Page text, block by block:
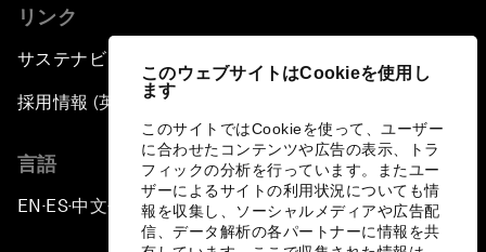
このウェブサイトはCookieを使用し
ます
このサイトではCookieを使って、ユーザー
に合わせたコンテンツや広告の表示、トラ
フィックの分析を行っています。またユー
ザーによるサイトの利用状況についても情
報を収集し、ソーシャルメディアや広告配
信、データ解析の各パートナーに情報を共
リンク
サステナビリティへの取り組み
採用情報 (英語のみ)
言語
EN ▪ES▪中文▪ 日本語